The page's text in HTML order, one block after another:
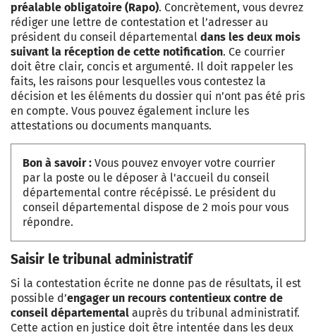
préalable obligatoire (Rapo). Concrètement, vous devrez
rédiger une lettre de contestation et l’adresser au
président du conseil départemental dans les deux mois
suivant la réception de cette notification. Ce courrier
doit être clair, concis et argumenté. Il doit rappeler les
faits, les raisons pour lesquelles vous contestez la
décision et les éléments du dossier qui n’ont pas été pris
en compte. Vous pouvez également inclure les
attestations ou documents manquants.
Bon à savoir : Vous pouvez envoyer votre courrier
par la poste ou le déposer à l'accueil du conseil
départemental contre récépissé. Le président du
conseil départemental dispose de 2 mois pour vous
répondre.
Saisir le tribunal administratif
Si la contestation écrite ne donne pas de résultats, il est
possible d’engager un recours contentieux contre de
conseil départemental auprès du tribunal administratif.
Cette action en justice doit être intentée dans les deux